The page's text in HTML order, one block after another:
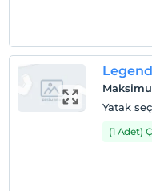
Yatak
(1 Adet)